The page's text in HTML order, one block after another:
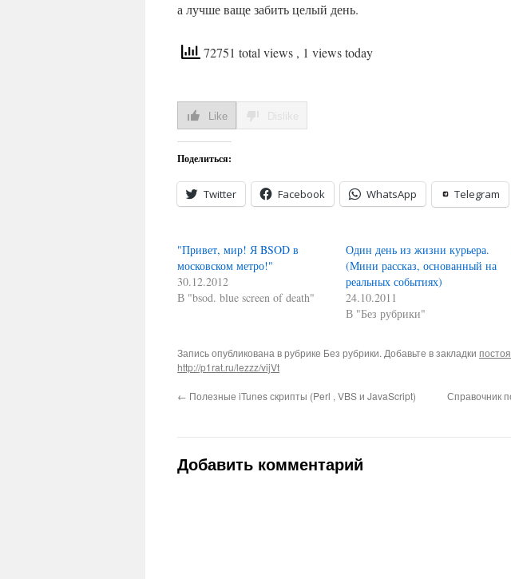
а лучше ваще забить целый день.
72751 total views , 1 views today
Like
Поделиться:
Twitter Facebook WhatsApp Telegram
"Привет, мир! Я BSOD в
московском метро!"
30.12.2012
В "bsod. blue screen of death"
Один день из жизни курьера.
(Мини рассказ, основанный на
реальных событиях)
24.10.2011
В "Без рубрики"
Запись опубликована в рубрике Без рубрики. Добавьте в закладки
http://p1rat.ru/lezzz/vijVt
← Полезные iTunes скрипты (Perl , VBS и JavaScript)
Справочник
Добавить комментарий